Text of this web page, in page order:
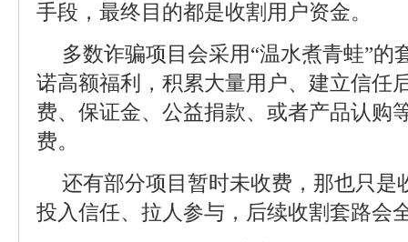
手段，最终目的都是收割用户资金。
多数诈骗项目会采用“温水煮青蛙”的
诺高额福利，积累大量用户、建立信任
费、保证金、公益捐款、或者产品认购
费。
还有部分项目暂时未收费，那也只是
投入信任、拉人参与，后续收割套路会